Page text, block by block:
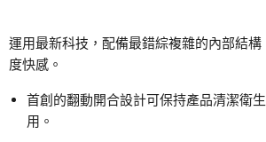
運用最新科技，配備最錯綜複雜的內部結
度快感。
首創的翻動開合設計可保持產品清潔衛
用。